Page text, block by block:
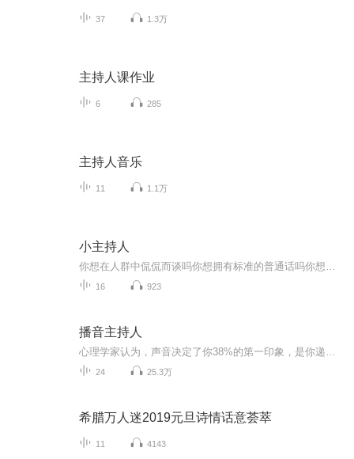
37 1.3万
主持人课作业
6 285
主持人音乐
11 1.1万
小主持人
16 923
播音主持人
24 25.3万
希腊万人迷2019元旦诗情话意荟萃
11 4143